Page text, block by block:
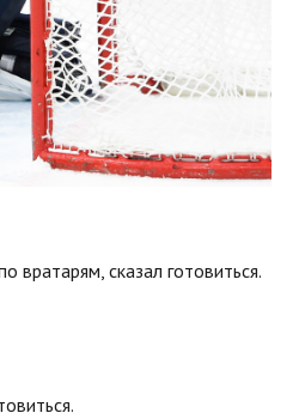
сказал готовиться.